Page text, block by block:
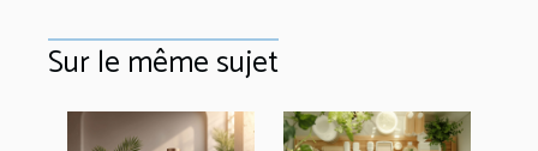
Sur le même sujet